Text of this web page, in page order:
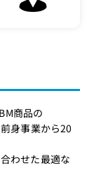
商品の
身事業から20
わせた最適な